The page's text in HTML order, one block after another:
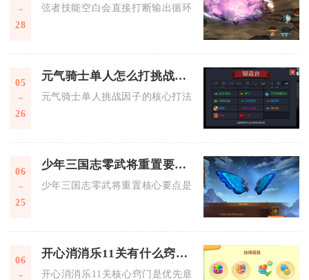
28
弦者技能空白会直接打断输出循环、丢失核心增伤与控场机
05
26
元气骑士单人怎么打挑战因子
元气骑士单人挑战因子的核心打法在于构建高容错的防御体
06
25
少年三国志零武将重置要点有哪些
少年三国志零武将重置核心要点是把握重置规则、选对重置
06 开心消消乐11关有什么窍门吗
开心消消乐11关核心窍门是优先底部消除、集中制作特效组